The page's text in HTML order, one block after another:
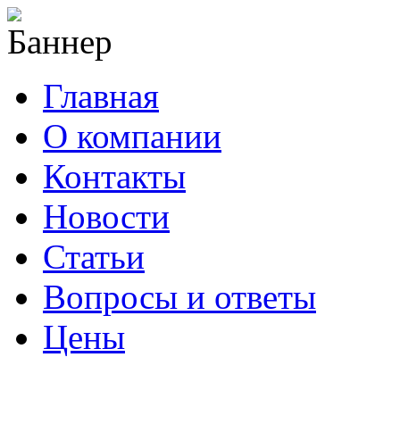
Главная
О компании
Контакты
Новости
Статьи
Вопросы и ответы
Цены